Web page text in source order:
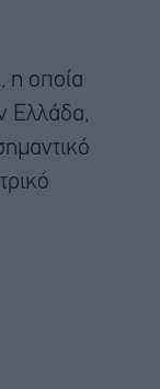
η οποία
Ελλάδα,